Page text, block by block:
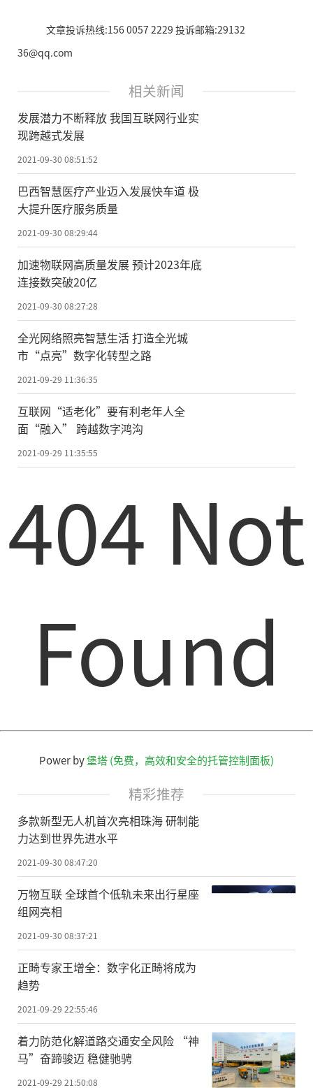
文章投诉热线:156 0057 2229 投诉邮箱:29132
36@qq.com
相关新闻
发展潜力不断释放 我国互联网行业实
现跨越式发展
2021-09-30 08:51:52
巴西智慧医疗产业迈入发展快车道 极
大提升医疗服务质量
2021-09-30 08:29:44
加速物联网高质量发展 预计2023年底
连接数突破20亿
2021-09-30 08:27:28
全光网络照亮智慧生活 打造全光城
市“点亮”数字化转型之路
2021-09-29 11:36:35
互联网“适老化”要有利老年人全
面“融入” 跨越数字鸿沟
2021-09-29 11:35:55
404 Not
Found
Power by堡塔 (免费，高效和安全的托管控制面板)
精彩推荐
多款新型无人机首次亮相珠海 研制能
力达到世界先进水平
2021-09-30 08:47:20
万物互联 全球首个低轨未来出行星座
组网亮相
2021-09-30 08:37:21
正畸专家王增全：数字化正畸将成为
趋势
2021-09-29 22:55:46
着力防范化解道路交通安全风险 “神
马”奋蹄骏迈 稳健驰骋
2021-09-29 21:50:08